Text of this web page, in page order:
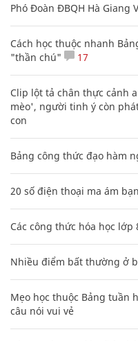
Phó Đoàn ĐBQH Hà Giang
Cách học thuộc nhanh
"thần chú"
17
Clip lột tả chân thực cảnh
mèo', người tinh ý còn
con
Bảng công thức đạo hàm
20 số điện thoại ma ám
Các công thức hóa học
Nhiều điểm bất thường ở
Mẹo học thuộc Bảng tuần
câu nói vui vẻ